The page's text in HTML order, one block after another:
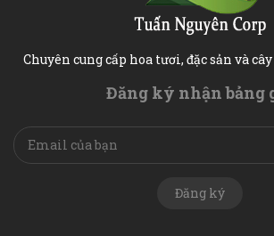
Chuyên cung cấp hoa tươi, đặc sản và
Đăng ký nhận bảng
Đăng ký